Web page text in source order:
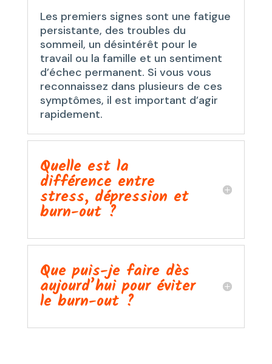
Les premiers signes sont une fatigue
persistante, des troubles du
sommeil, un désintérêt pour le
travail ou la famille et un sentiment
d’échec permanent. Si vous vous
reconnaissez dans plusieurs de ces
symptômes, il est important d’agir
rapidement.
Quelle est la
différence entre
stress, dépression et
burn-out ?
Que puis-je faire dès
aujourd’hui pour éviter
le burn-out ?